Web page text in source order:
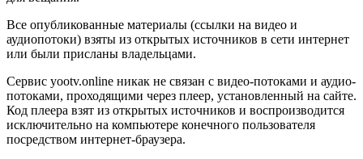
Все опубликованные материалы (ссылки на видео и
аудиопотоки) взяты из открытых источников в сети интернет
или были присланы владельцами.
Сервис yootv.online никак не связан с видео-потоками и аудио-
потоками, проходящими через плеер, установленный на сайте.
Код плеера взят из открытых источников и воспроизводится
исключительно на компьютере конечного пользователя
посредством интернет-браузера.